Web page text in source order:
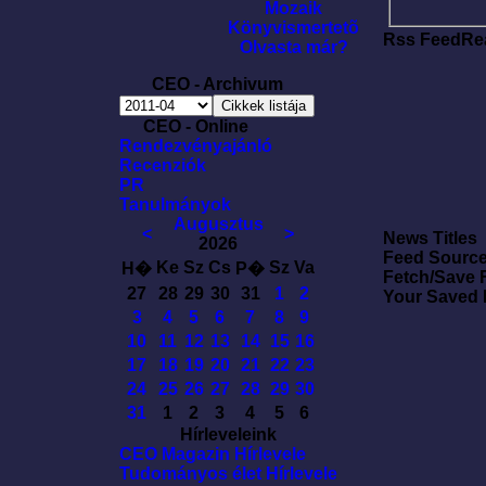
Mozaik
Könyvismertetõ
Olvasta már?
CEO - Archivum
CEO - Online
Rendezvényajánló
Recenziók
PR
Tanulmányok
<
Augusztus
2026
>
H� Ke Sz Cs P� Sz Va
27
28 29 30 31 1
2
3
4 5 6 7 8
9
10
11 12 13 14 15 16
17
18 19 20 21 22 23
24
25 26 27 28 29 30
31
1 2 3 4 5
6
Hírleveleink
CEO Magazin Hírlevele
Tudományos élet Hírlevele
Rss
News Titles
Feed
Fetch/Save
Your Saved